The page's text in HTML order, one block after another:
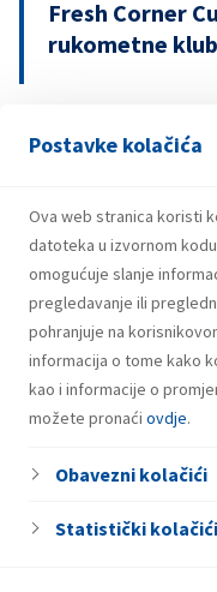
Postavke kolačića
Ova web stranica koristi
datoteka u izvornom
omogućuje slanje
pregledavanje ili
pohranjuje na
informacija o tome kako
kao i informacije o
možete pronaći ovdje.
Obavezni kolačići
Statistički kolačići
Fresh Corner
rukometne
29.07.2026.
prvom